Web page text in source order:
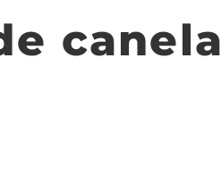
canela